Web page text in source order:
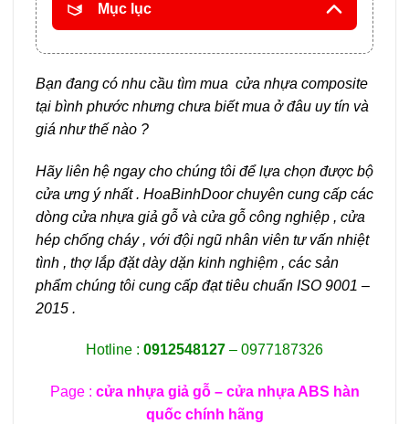
Mục lục
Bạn đang có nhu cầu tìm mua cửa nhựa composite
tại bình phước nhưng chưa biết mua ở đâu uy tín và
giá như thế nào ?
Hãy liên hệ ngay cho chúng tôi để lựa chọn được bộ
cửa ưng ý nhất . HoaBinhDoor chuyên cung cấp các
dòng cửa nhựa giả gỗ và cửa gỗ công nghiệp , cửa
hép chống cháy , với đội ngũ nhân viên tư vấn nhiệt
tình , thợ lắp đặt dày dặn kinh nghiệm , các sản
phẩm chúng tôi cung cấp đạt tiêu chuẩn ISO 9001 –
2015 .
Hotline : 0912548127 – 0977187326
Page : cửa nhựa giả gỗ – cửa nhựa ABS hàn
quốc chính hãng